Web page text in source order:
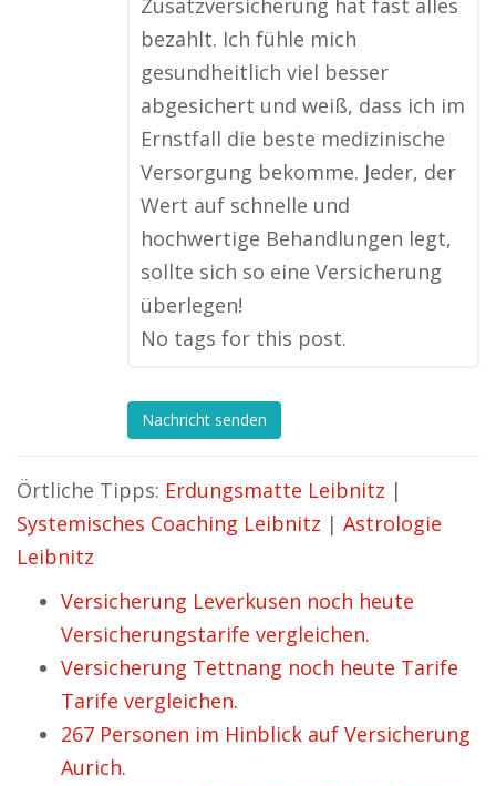
Zusatzversicherung hat fast alles
bezahlt. Ich fühle mich
gesundheitlich viel besser
abgesichert und weiß, dass ich im
Ernstfall die beste medizinische
Versorgung bekomme. Jeder, der
Wert auf schnelle und
hochwertige Behandlungen legt,
sollte sich so eine Versicherung
überlegen!
No tags for this post.
Nachricht senden
Örtliche Tipps: Erdungsmatte Leibnitz |
Systemisches Coaching Leibnitz | Astrologie
Leibnitz
Versicherung Leverkusen noch heute
Versicherungstarife vergleichen.
Versicherung Tettnang noch heute Tarife
Tarife vergleichen.
267 Personen im Hinblick auf Versicherung
Aurich.